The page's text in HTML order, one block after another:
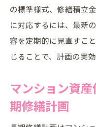
の標準様式、修繕積立
に対応するには、最新
容を定期的に見直すこ
じることで、計画の実
マンション資
期修繕計画